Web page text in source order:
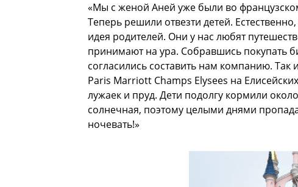
«Мы с женой Аней уже были во
Теперь решили отвезти детей.
идея родителей. Они у нас любят
принимают на ура. Собравшись покупать
согласились составить нам компанию. Так
Paris Marriott Champs Elysees на
лужаек и пруд. Дети подолгу кормили
солнечная, поэтому целыми днями
ночевать!»